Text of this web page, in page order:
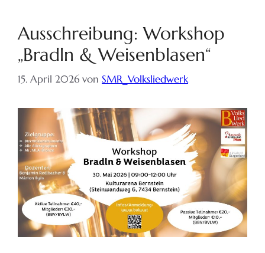
Ausschreibung: Workshop
„Bradln & Weisenblasen“
15. April 2026 von SMR_Volksliedwerk